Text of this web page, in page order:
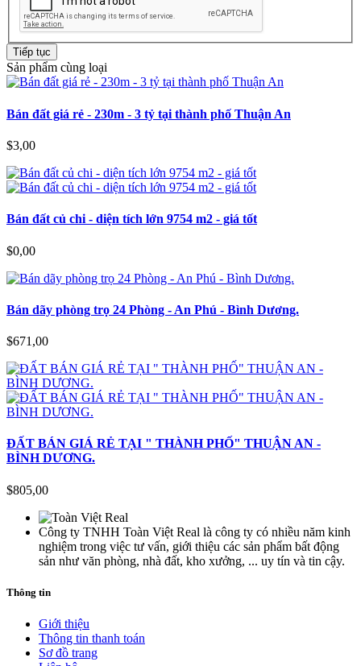
Tiếp tục
Sản phẩm cùng loại
Bán đất giá rẻ - 230m - 3 tỷ tại thành phố Thuận An
$3,00
Bán đất củ chi - diện tích lớn 9754 m2 - giá tốt
$0,00
Bán dãy phòng trọ 24 Phòng - An Phú - Bình Dương.
$671,00
ĐẤT BÁN GIÁ RẺ TẠI " THÀNH PHỐ" THUẬN AN -
BÌNH DƯƠNG.
$805,00
Công ty TNHH Toàn Việt Real là công ty có nhiều năm kinh
nghiệm trong việc tư vấn, giới thiệu các sản phẩm bất động
sản như văn phòng, nhà đất, kho xưởng, ... uy tín và tin cậy.
Thông tin
Giới thiệu
Thông tin thanh toán
Sơ đồ trang